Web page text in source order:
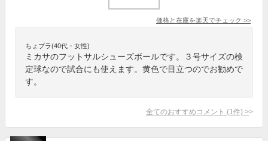
価格と在庫を楽天でチェック >>
ちょプラ(40代・女性)
ミカサのフットサルシューズボールです。３号サイズの検
定球なので試合にも使えます。黄色で目立つのでお勧めで
す。
全てのおすすめコメント (1 件) >